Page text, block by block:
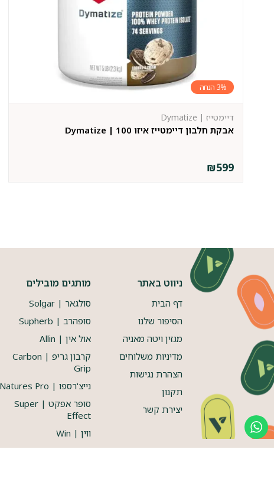
3%
אבקת חלבון דיימטייז איזו 100 | Dymatize
דיימטייז | Dymatize
₪599
ניווט באתר
דף הבית
הסיפור שלנו
מגזין ויטה מאניה
מדיניות משלוחים
הצהרת נגישות
תקנון
יצירת קשר
מותגים מובילים
סולגאר | Solgar
סופהרב | Supherb
אול אין | Allin
קרבון גריפ | Carbon
Grip
נייצ'רספו | Natures Pro
סופר אפקט | Super
Effect
ווין | Win
דיימטייז | Dymatize